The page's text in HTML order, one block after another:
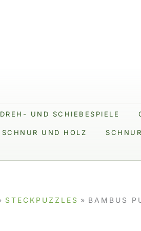
DREH- UND SCHIEBESPIELE
SCHNUR UND HOLZ
STECKPUZZLES BAMBUS